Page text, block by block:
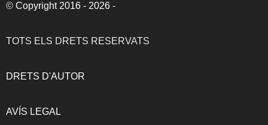
© Copyright 2016 - 2026 -
TOTS ELS DRETS RESERVATS
DRETS D'AUTOR
AVÍS LEGAL